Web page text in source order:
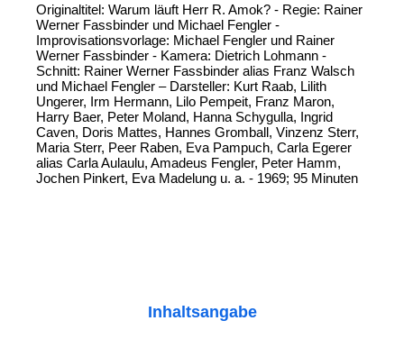
Originaltitel: Warum läuft Herr R. Amok? - Regie: Rainer
Werner Fassbinder und Michael Fengler -
Improvisationsvorlage: Michael Fengler und Rainer
Werner Fassbinder - Kamera: Dietrich Lohmann -
Schnitt: Rainer Werner Fassbinder alias Franz Walsch
und Michael Fengler – Darsteller: Kurt Raab, Lilith
Ungerer, Irm Hermann, Lilo Pempeit, Franz Maron,
Harry Baer, Peter Moland, Hanna Schygulla, Ingrid
Caven, Doris Mattes, Hannes Gromball, Vinzenz Sterr,
Maria Sterr, Peer Raben, Eva Pampuch, Carla Egerer
alias Carla Aulaulu, Amadeus Fengler, Peter Hamm,
Jochen Pinkert, Eva Madelung u. a. - 1969; 95 Minuten
Inhaltsangabe